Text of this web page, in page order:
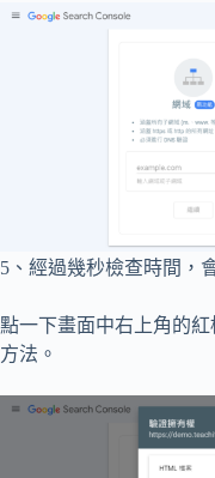
5、經過幾秒檢查時間，
點一下畫面中右上角的
方法。